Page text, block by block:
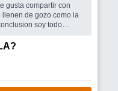
gusta compartir con
de gozo como la
soy todo
mis gustos y estar
de los gustos de los
- viajar y si se puede